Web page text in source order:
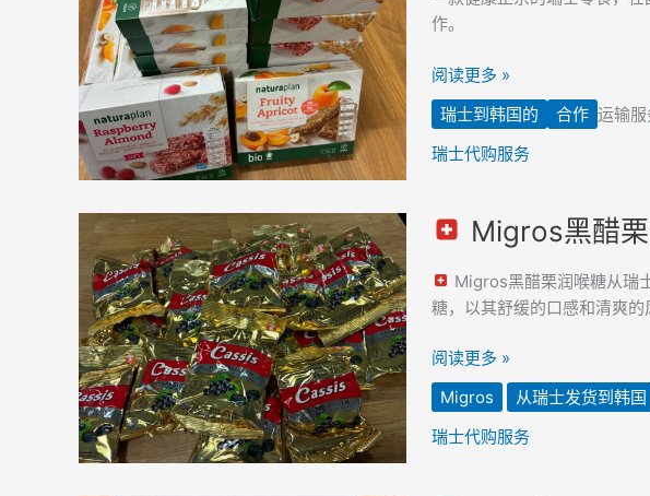
寄
韩
国
作。
杏
棒
–
从
瑞
韩
阅读更多 »
瑞士到韩国的
合作 运输服
瑞士代购服务
Migros黑醋
Migros黑醋栗润喉糖从瑞
糖，以其舒缓的口感和清爽
黑
醋
润
喉
糖，
瑞
阅读更多 »
Migros
从瑞士发货到韩国
瑞士代购服务